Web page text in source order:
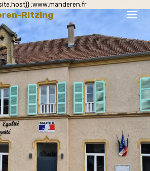
:www.manderen.fr
Ritzing